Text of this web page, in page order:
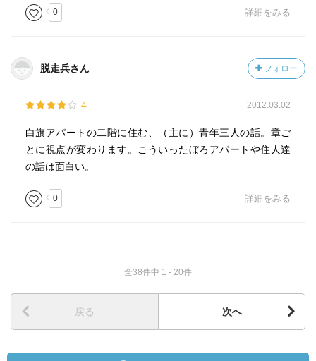
0 詳細をみる
脱走兵さん フォロー
4 2012.03.02
白旗アパートの二階に住む、（主に）青年三人の話。章ご
とに視点が変わります。こういったぼろアパートや住人達
の話は面白い。
0 詳細をみる
全38件中 1 - 20件
戻る 次へ